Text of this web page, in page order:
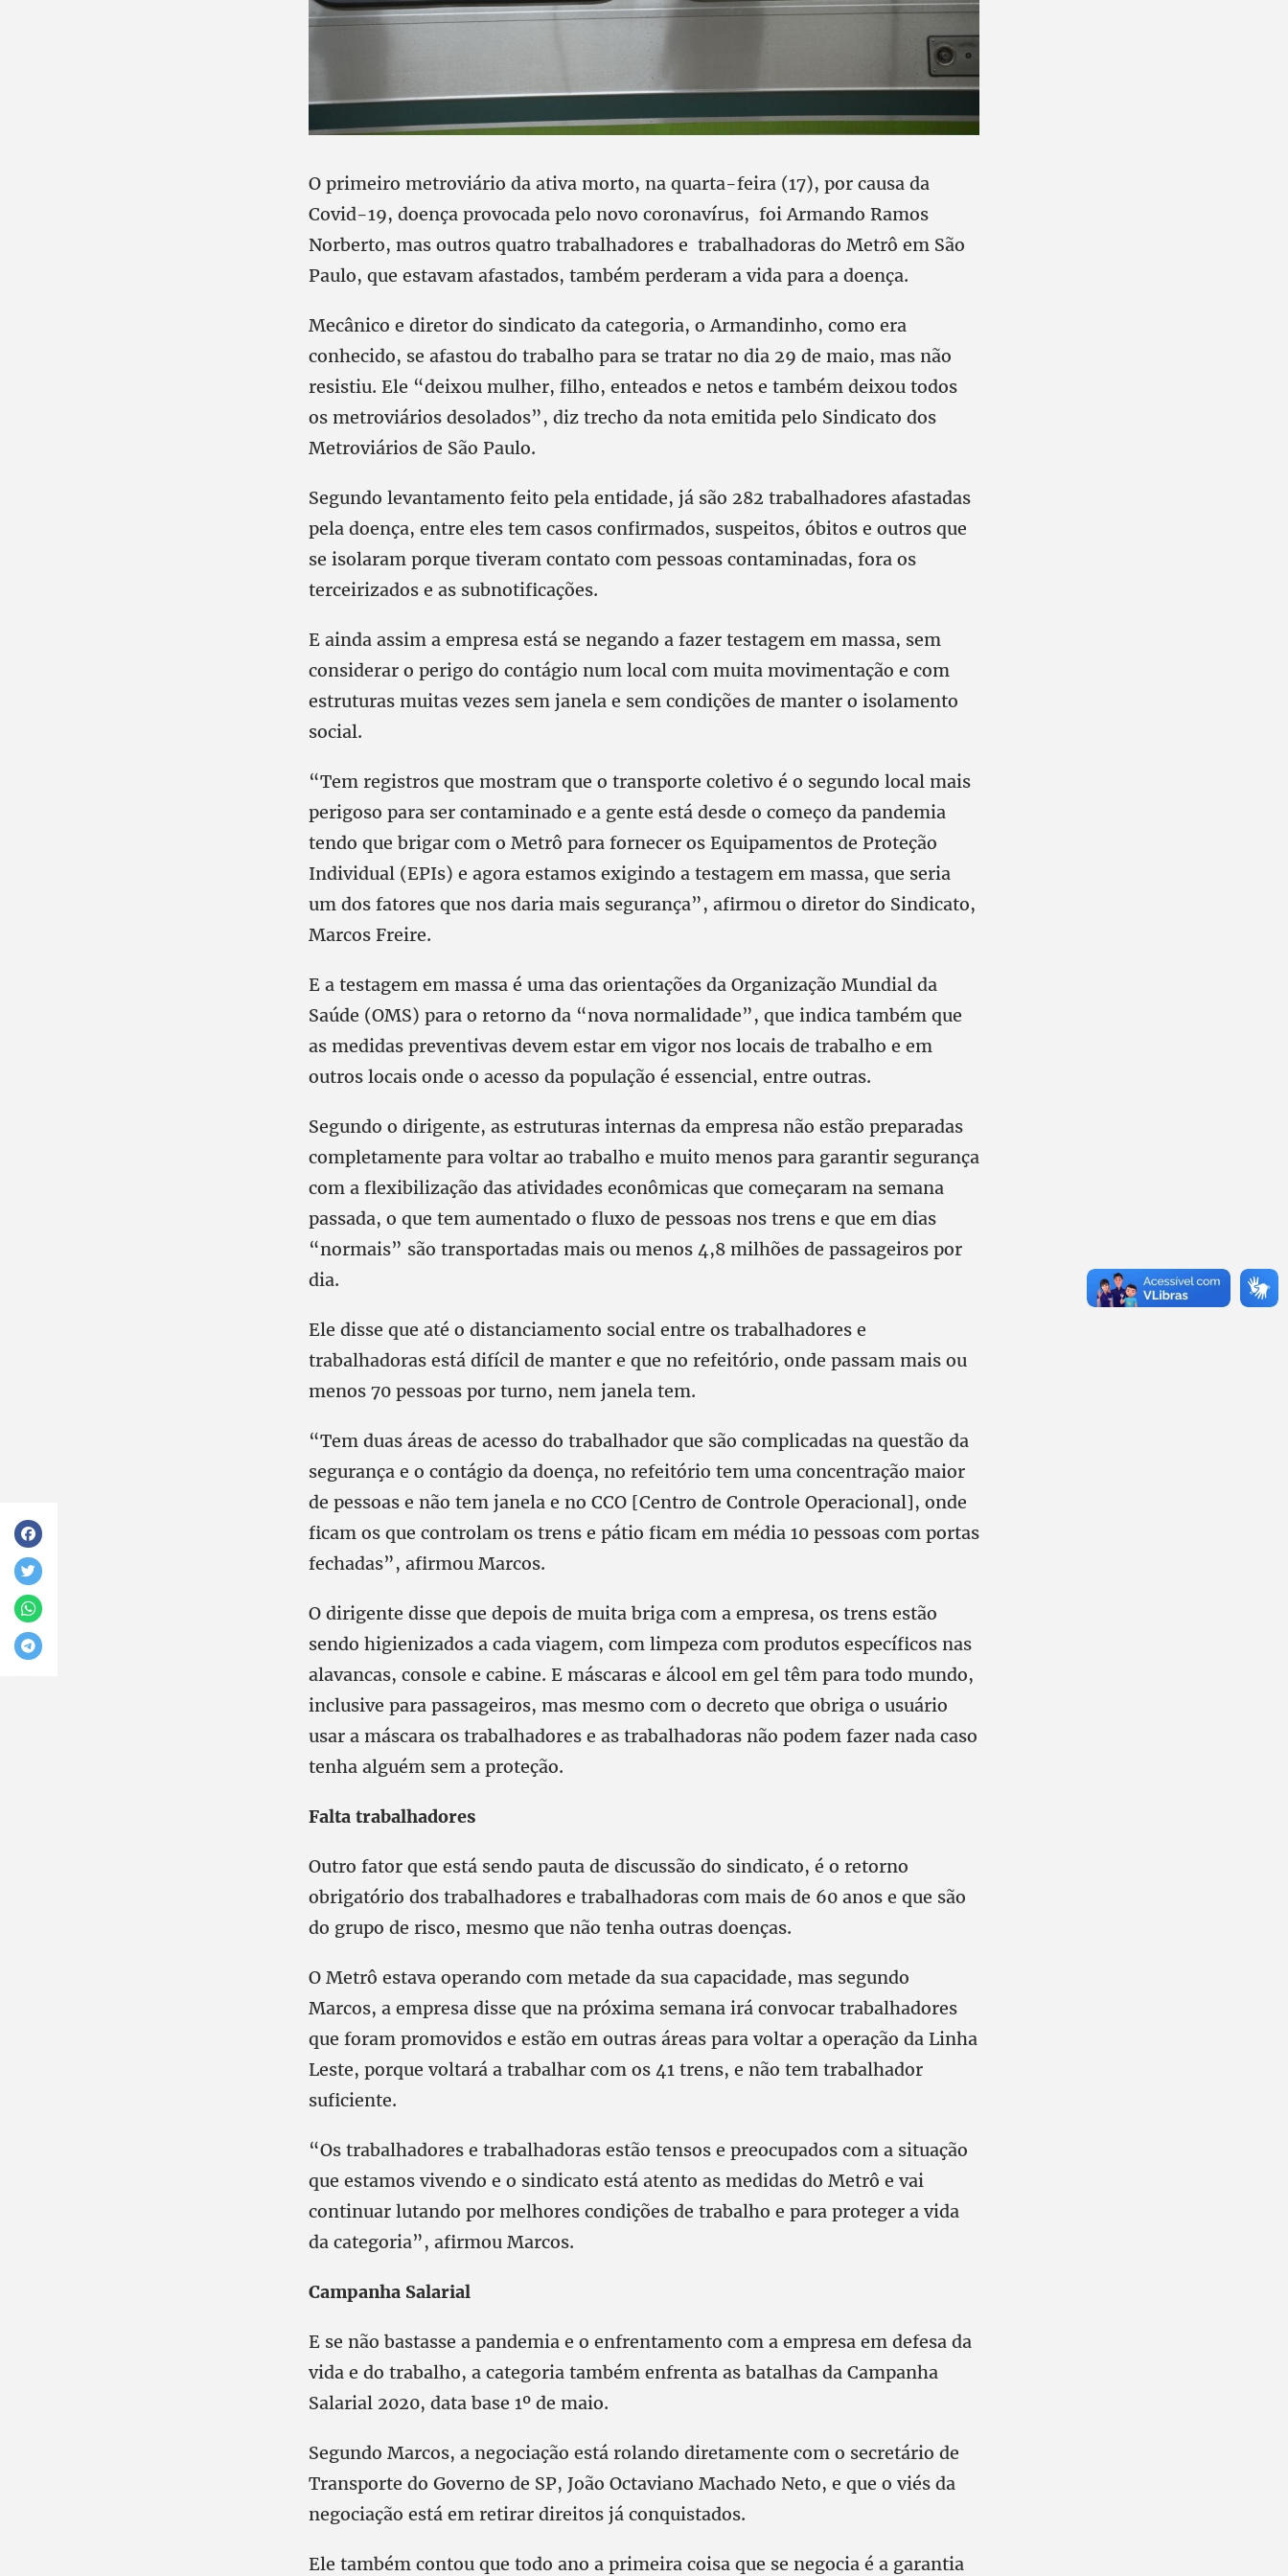
O primeiro metroviário da ativa morto, na quarta-feira (17), por causa da
Covid-19, doença provocada pelo novo coronavírus, foi Armando Ramos
Norberto, mas outros quatro trabalhadores e trabalhadoras do Metrô em São
Paulo, que estavam afastados, também perderam a vida para a doença.
Mecânico e diretor do sindicato da categoria, o Armandinho, como era
conhecido, se afastou do trabalho para se tratar no dia 29 de maio, mas não
resistiu. Ele “deixou mulher, filho, enteados e netos e também deixou todos
os metroviários desolados”, diz trecho da nota emitida pelo Sindicato dos
Metroviários de São Paulo.
Segundo levantamento feito pela entidade, já são 282 trabalhadores afastadas
pela doença, entre eles tem casos confirmados, suspeitos, óbitos e outros que
se isolaram porque tiveram contato com pessoas contaminadas, fora os
terceirizados e as subnotificações.
E ainda assim a empresa está se negando a fazer testagem em massa, sem
considerar o perigo do contágio num local com muita movimentação e com
estruturas muitas vezes sem janela e sem condições de manter o isolamento
social.
“Tem registros que mostram que o transporte coletivo é o segundo local mais
perigoso para ser contaminado e a gente está desde o começo da pandemia
tendo que brigar com o Metrô para fornecer os Equipamentos de Proteção
Individual (EPIs) e agora estamos exigindo a testagem em massa, que seria
um dos fatores que nos daria mais segurança”, afirmou o diretor do Sindicato,
Marcos Freire.
E a testagem em massa é uma das orientações da Organização Mundial da
Saúde (OMS) para o retorno da “nova normalidade”, que indica também que
as medidas preventivas devem estar em vigor nos locais de trabalho e em
outros locais onde o acesso da população é essencial, entre outras.
Segundo o dirigente, as estruturas internas da empresa não estão preparadas
completamente para voltar ao trabalho e muito menos para garantir segurança
com a flexibilização das atividades econômicas que começaram na semana
passada, o que tem aumentado o fluxo de pessoas nos trens e que em dias
“normais” são transportadas mais ou menos 4,8 milhões de passageiros por
dia.
Ele disse que até o distanciamento social entre os trabalhadores e
trabalhadoras está difícil de manter e que no refeitório, onde passam mais ou
menos 70 pessoas por turno, nem janela tem.
“Tem duas áreas de acesso do trabalhador que são complicadas na questão da
segurança e o contágio da doença, no refeitório tem uma concentração maior
de pessoas e não tem janela e no CCO [Centro de Controle Operacional], onde
ficam os que controlam os trens e pátio ficam em média 10 pessoas com portas
fechadas”, afirmou Marcos.
O dirigente disse que depois de muita briga com a empresa, os trens estão
sendo higienizados a cada viagem, com limpeza com produtos específicos nas
alavancas, console e cabine. E máscaras e álcool em gel têm para todo mundo,
inclusive para passageiros, mas mesmo com o decreto que obriga o usuário
usar a máscara os trabalhadores e as trabalhadoras não podem fazer nada caso
tenha alguém sem a proteção.
Falta trabalhadores
Outro fator que está sendo pauta de discussão do sindicato, é o retorno
obrigatório dos trabalhadores e trabalhadoras com mais de 60 anos e que são
do grupo de risco, mesmo que não tenha outras doenças.
O Metrô estava operando com metade da sua capacidade, mas segundo
Marcos, a empresa disse que na próxima semana irá convocar trabalhadores
que foram promovidos e estão em outras áreas para voltar a operação da Linha
Leste, porque voltará a trabalhar com os 41 trens, e não tem trabalhador
suficiente.
“Os trabalhadores e trabalhadoras estão tensos e preocupados com a situação
que estamos vivendo e o sindicato está atento as medidas do Metrô e vai
continuar lutando por melhores condições de trabalho e para proteger a vida
da categoria”, afirmou Marcos.
Campanha Salarial
E se não bastasse a pandemia e o enfrentamento com a empresa em defesa da
vida e do trabalho, a categoria também enfrenta as batalhas da Campanha
Salarial 2020, data base 1º de maio.
Segundo Marcos, a negociação está rolando diretamente com o secretário de
Transporte do Governo de SP, João Octaviano Machado Neto, e que o viés da
negociação está em retirar direitos já conquistados.
Ele também contou que todo ano a primeira coisa que se negocia é a garantia